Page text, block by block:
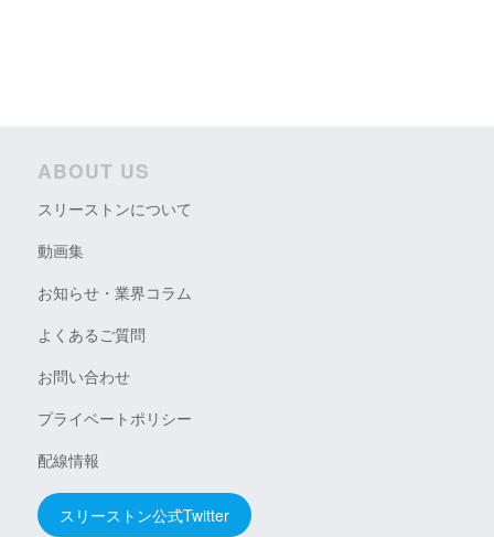
ABOUT US
スリーストンについて
動画集
お知らせ・業界コラム
よくあるご質問
お問い合わせ
プライベートポリシー
配線情報
スリーストン公式Twitter